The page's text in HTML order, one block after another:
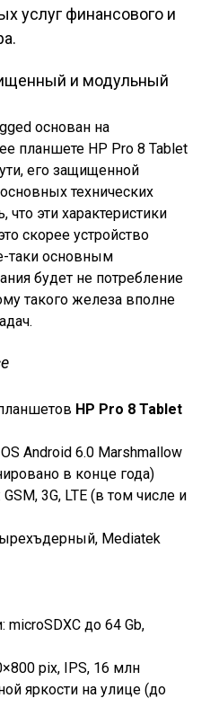
услуг финансового и
основан на
планшете HP Pro 8 Tablet
его защищенной
технических
что эти характеристики
скорее устройство
таки основным
будет не потребление
такого железа вполне
HP Pro 8 Tablet
Android 6.0 Marshmallow
в конце года)
3G, LTE (в том числе и
Mediatek
до 64 Gb,
pix, IPS, 16 млн
яркости на улице (до